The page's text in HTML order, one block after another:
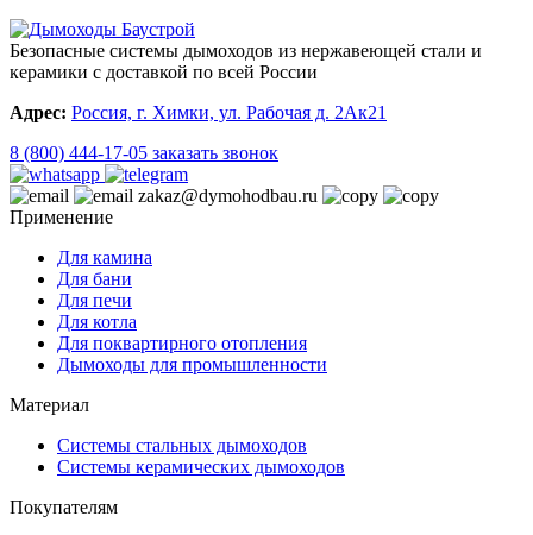
Безопасные системы дымоходов из нержавеющей стали и
керамики с доставкой по всей России
Адрес: Россия, г. Химки, ул. Рабочая д. 2Ак21
8 (800) 444-17-05 заказать звонок
zakaz@dymohodbau.ru
Применение
Для камина
Для бани
Для печи
Для котла
Для поквартирного отопления
Дымоходы для промышленности
Материал
Системы стальных дымоходов
Системы керамических дымоходов
Покупателям